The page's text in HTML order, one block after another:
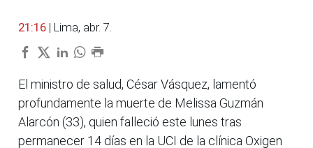
21:16 | Lima, abr. 7.
El ministro de salud, César Vásquez, lamentó
profundamente la muerte de Melissa Guzmán
Alarcón (33), quien falleció este lunes tras
permanecer 14 días en la UCI de la clínica Oxigen